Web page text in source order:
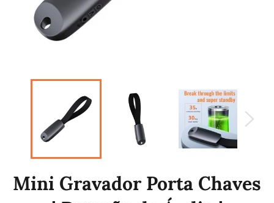
Mini Gravador Porta Chaves